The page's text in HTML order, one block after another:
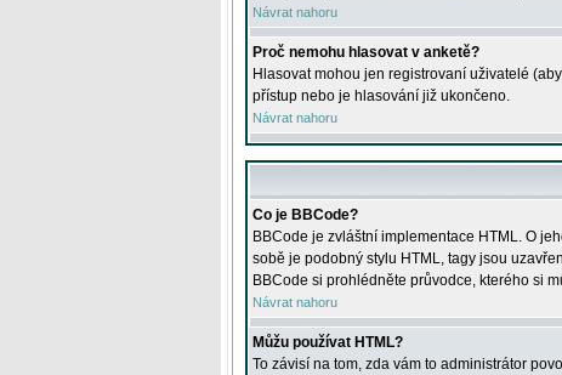
Návrat nahoru
Proč nemohu hlasovat v anketě?
Hlasovat mohou jen registrovaní uživatelé
přístup nebo je hlasování již ukončeno.
Návrat nahoru
Co je BBCode?
BBCode je zvláštní implementace HTML. O
sobě je podobný stylu HTML, tagy jsou
BBCode si prohlédněte průvodce, kterého si
Návrat nahoru
Můžu používat HTML?
To závisí na tom, zda vám to administrátor